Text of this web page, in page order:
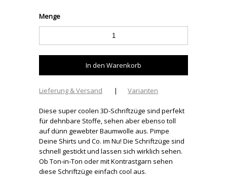
Menge
Lieferung & Versand | Varianten
Diese super coolen 3D-Schriftzüge sind perfekt
für dehnbare Stoffe, sehen aber ebenso toll
auf dünn gewebter Baumwolle aus. Pimpe
Deine Shirts und Co. im Nu! Die Schriftzüge sind
schnell gestickt und lassen sich wirklich sehen.
Ob Ton-in-Ton oder mit Kontrastgarn sehen
diese Schriftzüge einfach cool aus.